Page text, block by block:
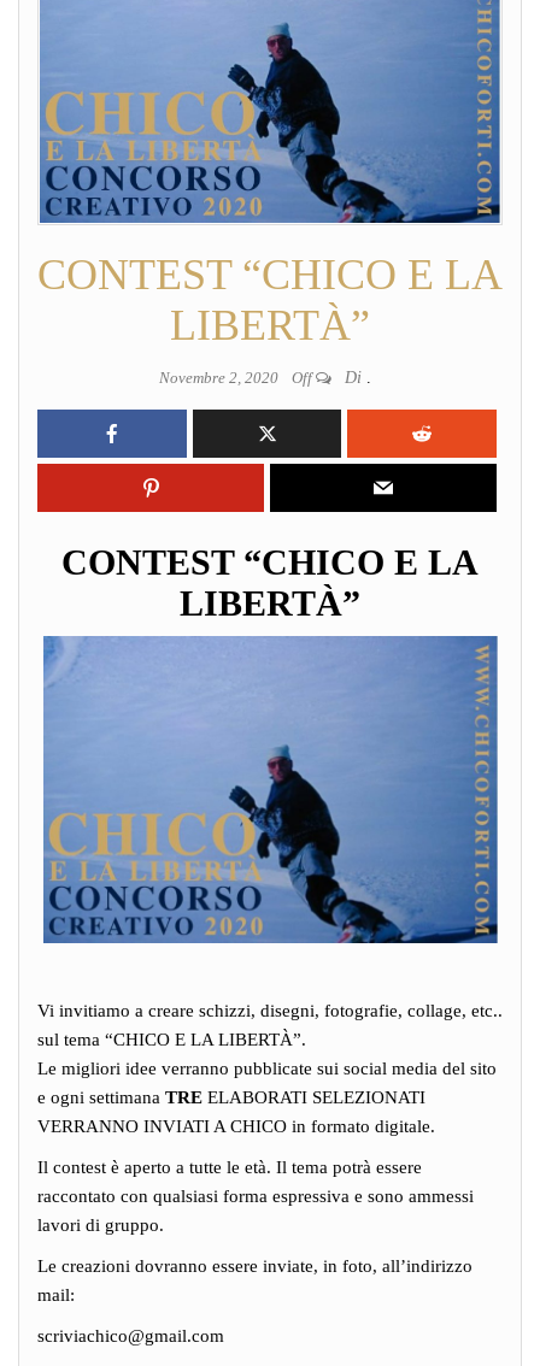
CONTEST “CHICO E LA
LIBERTÀ”
Novembre 2, 2020 Off Di
CONTEST “CHICO E LA
LIBERTÀ”
Vi invitiamo a creare schizzi, disegni, fotografie, collage, etc..
sul tema “CHICO E LA LIBERTÀ”.
Le migliori idee verranno pubblicate sui social media del sito
e ogni settimana TRE ELABORATI SELEZIONATI
VERRANNO INVIATI A CHICO in formato digitale.
Il contest è aperto a tutte le età. Il tema potrà essere
raccontato con qualsiasi forma espressiva e sono ammessi
lavori di gruppo.
Le creazioni dovranno essere inviate, in foto, all’indirizzo
mail:
scriviachico@gmail.com